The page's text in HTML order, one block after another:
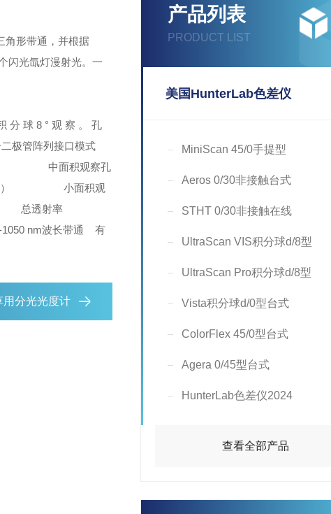
产品列表
PRODUCT LIST
美国HunterLab色差仪
MiniScan 45/0手提型
Aeros 0/30非接触台式
STHT 0/30非接触在线
UltraScan VIS积分球d/8型
UltraScan Pro积分球d/8型
Vista积分球d/0型台式
ColorFlex 45/0型台式
Agera 0/45型台式
HunterLab色差仪2024
查看全部产品
角形带通，并根据
闪光氙灯漫射光。一
8 ° 观 察 。 孔
极管阵列 接口模式
中面积观察孔
小面积观
射率
nm波长带通 有
用分光光度计